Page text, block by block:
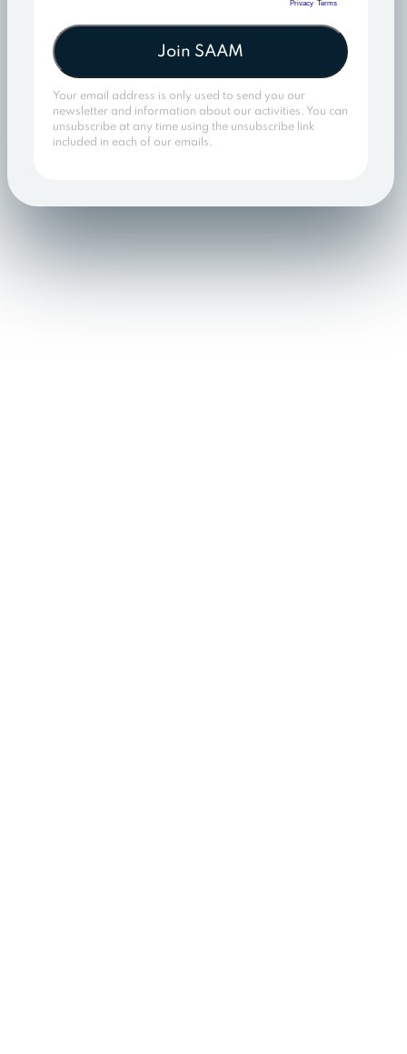
Join SAAM
Your email address is only used to send you our
newsletter and information about our activities. You can
unsubscribe at any time using the unsubscribe link
included in each of our emails.